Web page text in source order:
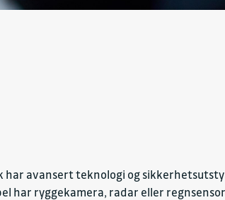
avansert teknologi og
har ryggekamera, radar eller